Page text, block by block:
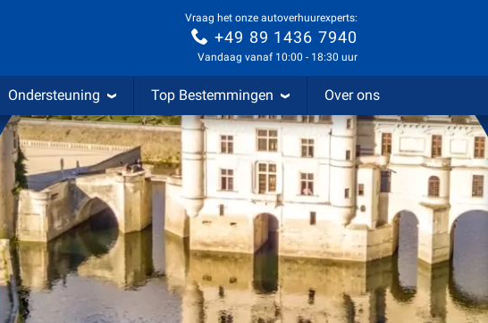
Vraag het onze autoverhuurexperts:
+49 89 1436 7940
Vandaag vanaf 10:00 - 18:30 uur
Ondersteuning Top Bestemmingen Over ons